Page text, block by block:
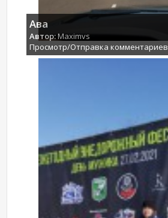
Ава
Автор: Maximvs
Просмотр/Отправка комментариев